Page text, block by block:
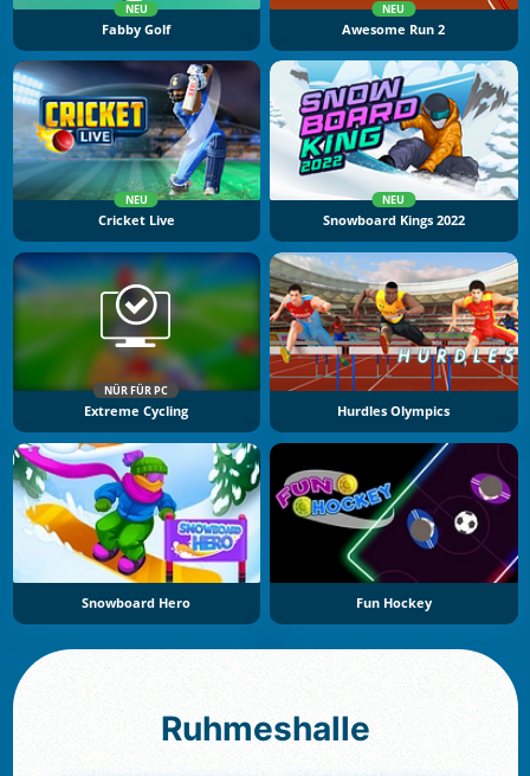
NEU
Fabby Golf
NEU
Awesome Run 2
NEU
Cricket Live
NEU
Snowboard Kings 2022
NÜR FÜR PC
Extreme Cycling Hurdles Olympics
Snowboard Hero Fun Hockey
Ruhmeshalle